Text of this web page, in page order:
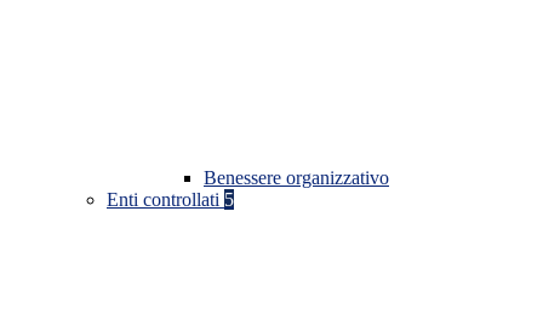
Benessere organizzativo
Enti controllati 5